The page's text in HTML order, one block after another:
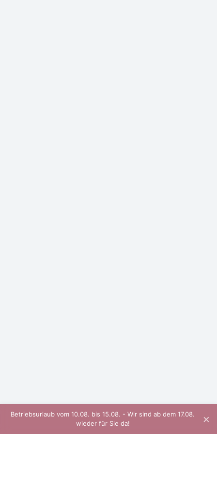
Betriebsurlaub vom 10.08. bis 15.08. - Wir sind ab dem 17.08.
wieder für Sie da!
×